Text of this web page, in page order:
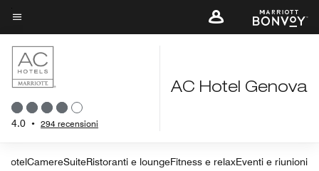
Skip
to
main
content
Testo del menu
4.0 • 294 recensioni
AC Hotel Genova
CamereSuiteRistoranti e loungeFitness e relaxEventi e riunioni